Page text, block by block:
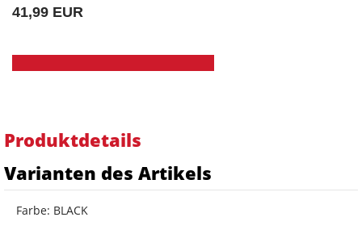
41,99 EUR
Produktdetails
Varianten des Artikels
Farbe: BLACK